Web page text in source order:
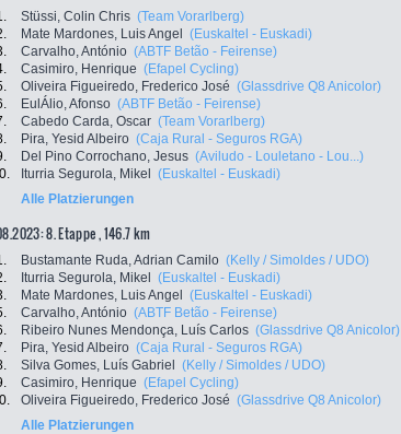
Stüssi, Colin Chris (Team Vorarlberg)
Mate Mardones, Luis Angel (Euskaltel - Euskadi)
Carvalho, António (ABTF Betão - Feirense)
Casimiro, Henrique (Efapel Cycling)
Oliveira Figueiredo, Frederico José (Glassdrive Q8 Anicolor)
EulÁlio, Afonso (ABTF Betão - Feirense)
Cabedo Carda, Oscar (Team Vorarlberg)
Pira, Yesid Albeiro (Caja Rural - Seguros RGA)
Del Pino Corrochano, Jesus (Aviludo - Louletano - Lou...)
Iturria Segurola, Mikel (Euskaltel - Euskadi)
Alle Platzierungen
8. Etappe , 146.7 km
Bustamante Ruda, Adrian Camilo (Kelly / Simoldes / UDO)
Iturria Segurola, Mikel (Euskaltel - Euskadi)
Mate Mardones, Luis Angel (Euskaltel - Euskadi)
Carvalho, António (ABTF Betão - Feirense)
Ribeiro Nunes Mendonça, Luís Carlos (Glassdrive Q8 Anicolor)
Pira, Yesid Albeiro (Caja Rural - Seguros RGA)
Silva Gomes, Luís Gabriel (Kelly / Simoldes / UDO)
Casimiro, Henrique (Efapel Cycling)
Oliveira Figueiredo, Frederico José (Glassdrive Q8 Anicolor)
Alle Platzierungen